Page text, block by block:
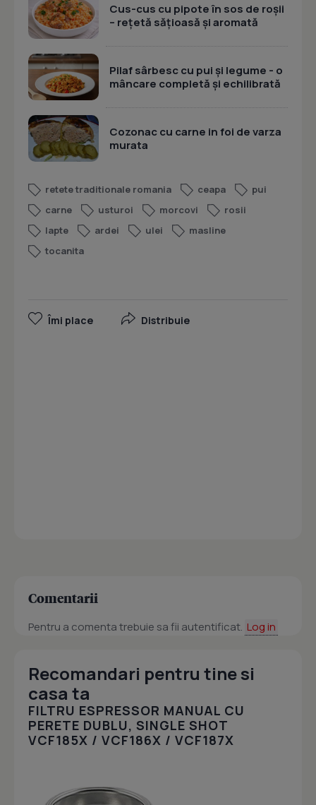
Cus-cus cu pipote în sos de roșii
– rețetă sățioasă și aromată
Pilaf sârbesc cu pui și legume - o
mâncare completă și echilibrată
Cozonac cu carne in foi de varza
murata
retete traditionale romania ceapa
pui
carne
usturoi morcovi
rosii
lapte
ardei ulei
masline
tocanita
Îmi place Distribuie
Comentarii
Pentru a comenta trebuie sa fii autentificat. Log in
Recomandari pentru tine si
casa ta
FILTRU ESPRESSOR MANUAL CU
PERETE DUBLU, SINGLE SHOT
VCF185X / VCF186X / VCF187X